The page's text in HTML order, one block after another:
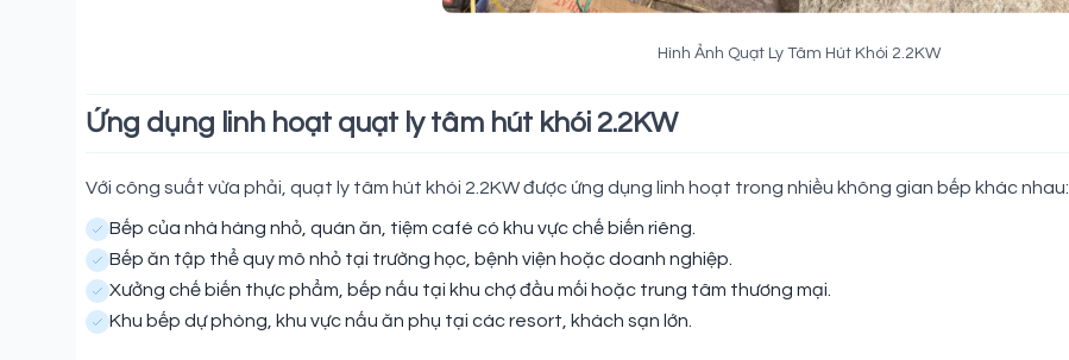
Hình Ảnh Quạt Ly Tâm Hút Khói 2.2KW
Ứng dụng linh hoạt quạt ly tâm hút khói 2.2KW
Với công suất vừa phải, quạt ly tâm hút khói 2.2KW được ứng dụng linh hoạt trong nhiều không gian bếp khác nhau:
Bếp của nhà hàng nhỏ, quán ăn, tiệm café có khu vực chế biến riêng.
Bếp ăn tập thể quy mô nhỏ tại trường học, bệnh viện hoặc doanh nghiệp.
Xưởng chế biến thực phẩm, bếp nấu tại khu chợ đầu mối hoặc trung tâm thương mại.
Khu bếp dự phòng, khu vực nấu ăn phụ tại các resort, khách sạn lớn.